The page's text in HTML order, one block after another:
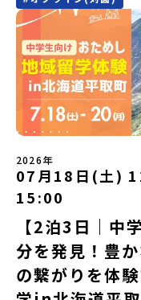
ください！【STEP1】
いつでも視聴可能です）
方へ〜プログラムの全体
す。 【STEP2】個別プ
す）〜「地域別のプログ
は何をするの？」とい
らではのプログラムをた
説明会はこちらから（
【5/8(金)】熊本県芦北
体験」のプログラム開催
ださい♪気になることや
い。👉 【LINE登録はこち
験」は、日本全国約200
を送る「地域みらい留学
めてのひとり旅でも安心
いたします。今回のフィ
う）」佐賀県の西部に
「窯業（ようぎょう）」
のづくりが、この町の文
も知られる「有田焼」は
史の中で積み重ねられて
い”が、この町には残って
「日本の20世紀遺産」に
町です。さらに、有田町
棚田（たなだ）」や「名
「竜門峡（りゅうもんき
ような自然も広がり、
会える場所です。そんな
町を歩きながら学ぶフィ
わる職人、町で暮らすプ
と交流しながら「伝統的
2026年
07月18日(土)
15:00
【2泊3日｜中
分を発見！豊
の繋がりを体